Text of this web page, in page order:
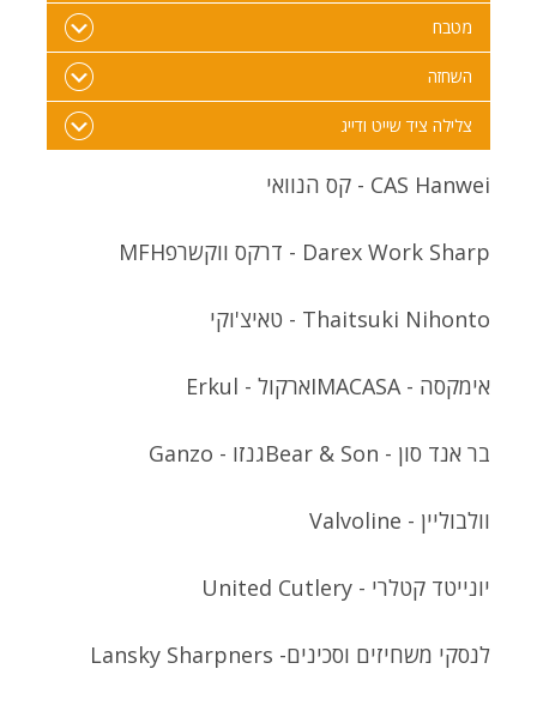
מטבח
השחזה
צלילה ציד שייט ודייג
CAS Hanwei - קס הנוואי
Darex Work Sharp - דרקס ווקשרפ MFH
Thaitsuki Nihonto - טאיצ'וקי
אימקסה - IMACASA ארקול - Erkul
בר אנד סון - Bear & Son גנזו - Ganzo
וולבוליין - Valvoline
יונייטד קטלרי - United Cutlery
לנסקי משחיזים וסכינים- Lansky Sharpners